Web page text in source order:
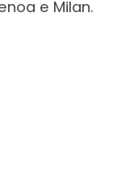
e Milan.